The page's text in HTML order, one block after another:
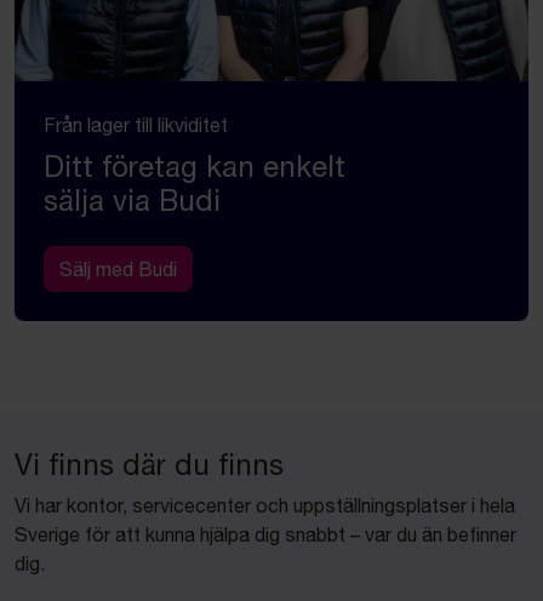
Från lager till likviditet
Ditt företag kan enkelt
sälja via Budi
Sälj med Budi
Vi finns där du finns
Vi har kontor, servicecenter och uppställningsplatser i hela
Sverige för att kunna hjälpa dig snabbt – var du än befinner
dig.